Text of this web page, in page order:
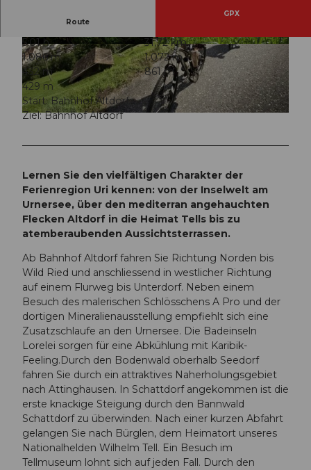
© ARE, Verein Urner Wanderwege | CC-BY
© ARE, Verein Urner Wanderwege |CC-BY © ARE, Verein Urner Wanderwege |
Route
GPX
5:01 h
31,72 km
1.086 m
1.072 m
432 m
861 m
429 m
Start: Bahnhof Altdorf
Ziel: Bahnhof Altdorf
Lernen Sie den vielfältigen Charakter der
Ferienregion Uri kennen: von der Inselwelt am
Urnersee, über den mediterran angehauchten
Flecken Altdorf in die Heimat Tells bis zu
atemberaubenden Aussichtsterrassen.
Ab Bahnhof Altdorf fahren Sie Richtung Norden bis
Wild Ried und anschliessend in westlicher Richtung
auf einem Flurweg bis Unterdorf. Neben einem
Besuch des malerischen Schlösschens A Pro und der
dortigen Mineralienausstellung empfiehlt sich eine
Zusatzschlaufe an den Urnersee. Die Badeinseln
Lorelei sorgen für eine Abkühlung mit Karibik-
Feeling.Durch den Bodenwald oberhalb Seedorf
fahren Sie durch ein attraktives Naherholungsgebiet
nach Attinghausen. In Schattdorf angekommen ist die
erste knackige Steigung durch den Bannwald
Schattdorf zu überwinden. Nach einer kurzen Abfahrt
gelangen Sie nach Bürglen, dem Heimatort unseres
Nationalhelden Wilhelm Tell. Ein Besuch im
Tellmuseum lohnt sich auf jeden Fall. Durch den